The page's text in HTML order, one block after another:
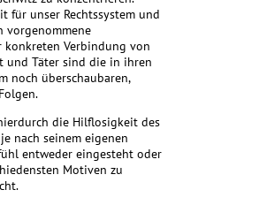
für unser Rechtssystem und
vorgenommene
konkreten Verbindung von
und Täter sind die in ihren
noch überschaubaren,
die Hilflosigkeit des
nach seinem eigenen
entweder eingesteht oder
Motiven zu